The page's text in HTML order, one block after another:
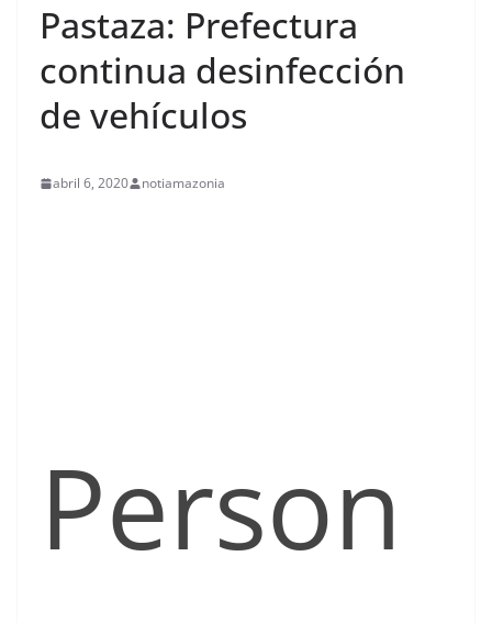
Pastaza: Prefectura
continua desinfección
de vehículos
abril 6, 2020 notiamazonia
Person